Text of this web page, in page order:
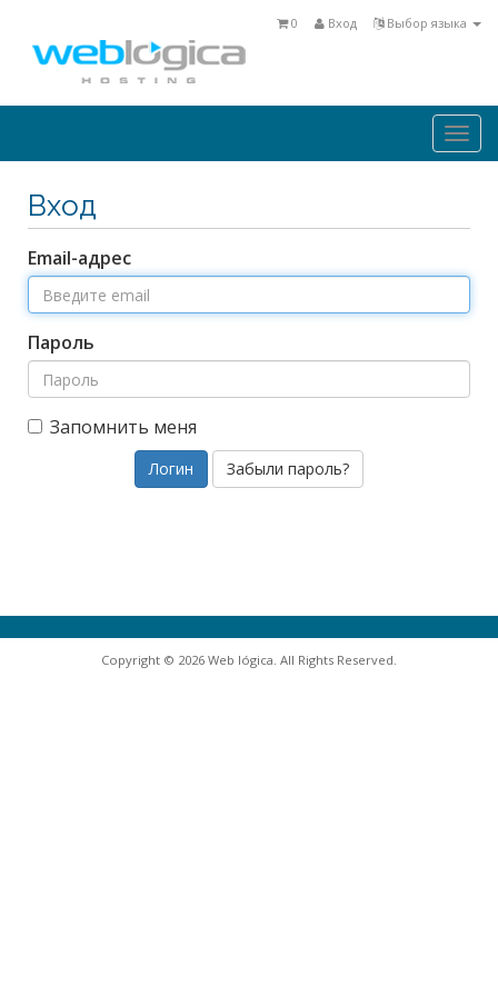
Выбор языка
Вход
0
Вход
Email-адрес
Пароль
Запомнить меня
Забыли пароль?
Copyright © 2026 Web lógica. All Rights Reserved.